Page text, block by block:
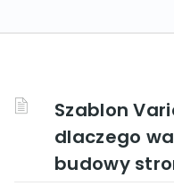
Szablon
dlaczego
budowy